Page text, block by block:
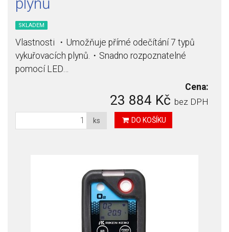
SKLADEM
Vlastnosti ・Umožňuje přímé odečítání 7 typů
vykuřovacích plynů.・Snadno rozpoznatelné
pomocí LED…
Cena:
23 884 Kč bez DPH
ks DO KOŠÍKU